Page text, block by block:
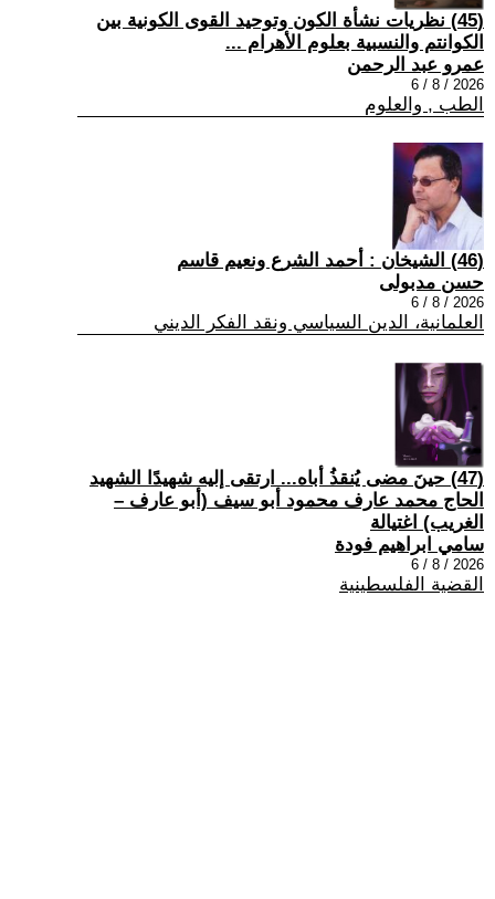
(45) نظريات نشأة الكون وتوحيد القوى الكونية بين
الكوانتم والنسبية بعلوم الأهرام ...
عمرو عبد الرحمن
2026 / 8 / 6
الطب , والعلوم
(46) الشيخان : أحمد الشرع ونعيم قاسم
حسن مدبولى
2026 / 8 / 6
العلمانية، الدين السياسي ونقد الفكر الديني
(47) حينَ مضى يُنقذُ أباه... ارتقى إليه شهيدًا الشهيد
الحاج محمد عارف محمود أبو سيف (أبو عارف –
الغريب) اغتيالة
سامي ابراهيم فودة
2026 / 8 / 6
القضية الفلسطينية